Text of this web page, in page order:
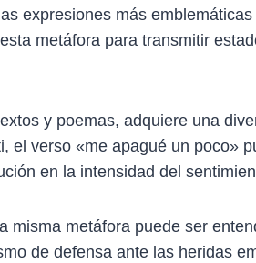
expresiones más
metáfora para transmitir
y poemas, adquiere una
el verso «me apagué un poco»
en la intensidad del
misma metáfora puede ser
de defensa ante las heridas